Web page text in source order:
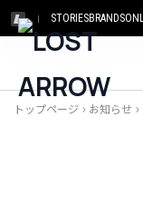
STORIESBRANDS
トップページ > お知らせ >